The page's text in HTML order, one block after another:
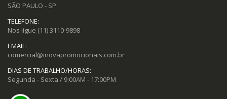
SÃO PAULO - SP
TELEFONE:
Nos ligue (11) 3110-9898
EMAIL:
comercial@inovapromocionais.com.br
DIAS DE TRABALHO/HORAS:
Segunda - Sexta / 9:00AM - 17:00PM